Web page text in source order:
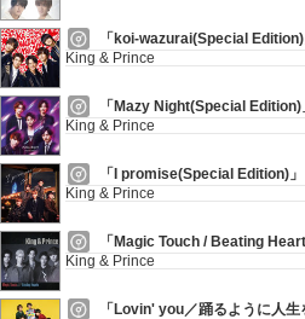
「koi-wazurai(Special Edition)
King & Prince
「Mazy Night(Special Edition)
King & Prince
「I promise(Special Edition)」
King & Prince
「Magic Touch / Beating
King & Prince
「Lovin' you／踊るように人